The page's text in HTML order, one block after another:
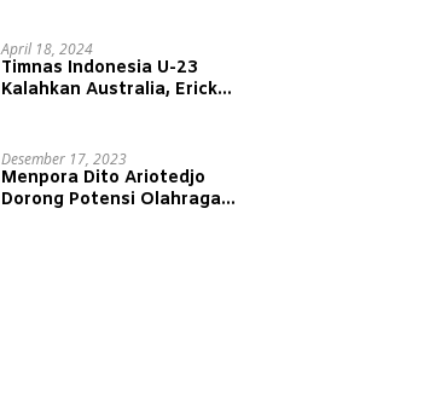
April 18, 2024
Timnas Indonesia U-23
Kalahkan Australia, Erick
Desember 17, 2023
Menpora Dito Ariotedjo
Dorong Potensi Olahraga